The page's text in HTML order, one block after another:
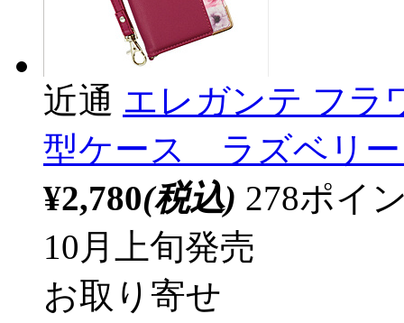
近通 エレガンテ フラ
型ケース ラズベリー
¥2,780(税込) 278ポイ
10月上旬発売
お取り寄せ